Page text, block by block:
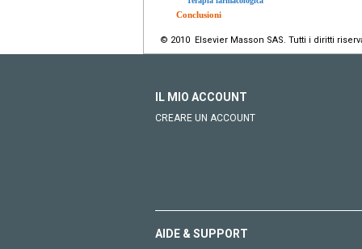
Conclusioni
© 2010 Elsevier Masson SAS. Tutti i diritti
IL MIO ACCOUNT
CREARE UN ACCOUNT
AIDE & SUPPORT